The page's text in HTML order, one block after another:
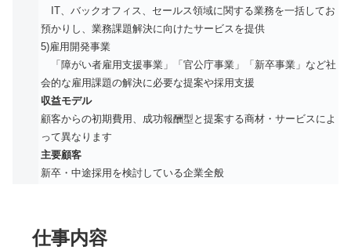
IT、バックオフィス、セールス領域に関する業務を一括してお
預かりし、業務課題解決に向けたサービスを提供
5)雇用開発事業
「障がい者雇用支援事業」「官公庁事業」「新卒事業」など社
会的な雇用課題の解決に必要な提案や採用支援
収益モデル
顧客からの初期費用、成功報酬型と提案する商材・サービスによ
って異なります
主要顧客
新卒・中途採用を検討している企業全般
仕事内容